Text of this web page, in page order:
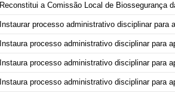
Reconstitui a Comissão Local de Biossegurança
Instaurar processo administrativo disciplinar
Instaura processo administrativo disciplinar para
Instaura processo administrativo disciplinar para
Instaura processo administrativo disciplinar para